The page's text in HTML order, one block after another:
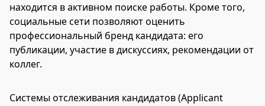
находится в активном поиске работы. Кроме того,
социальные сети позволяют оценить
профессиональный бренд кандидата: его
публикации, участие в дискуссиях, рекомендации от
коллег.
Системы отслеживания кандидатов (Applicant